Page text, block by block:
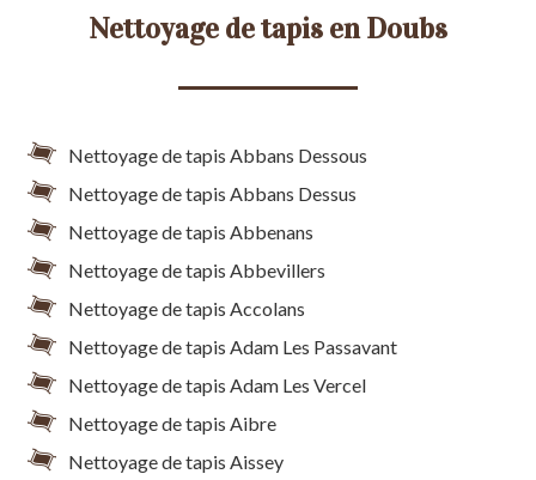
Nettoyage de tapis en Doubs
Nettoyage de tapis Abbans Dessous
Nettoyage de tapis Abbans Dessus
Nettoyage de tapis Abbenans
Nettoyage de tapis Abbevillers
Nettoyage de tapis Accolans
Nettoyage de tapis Adam Les Passavant
Nettoyage de tapis Adam Les Vercel
Nettoyage de tapis Aibre
Nettoyage de tapis Aissey